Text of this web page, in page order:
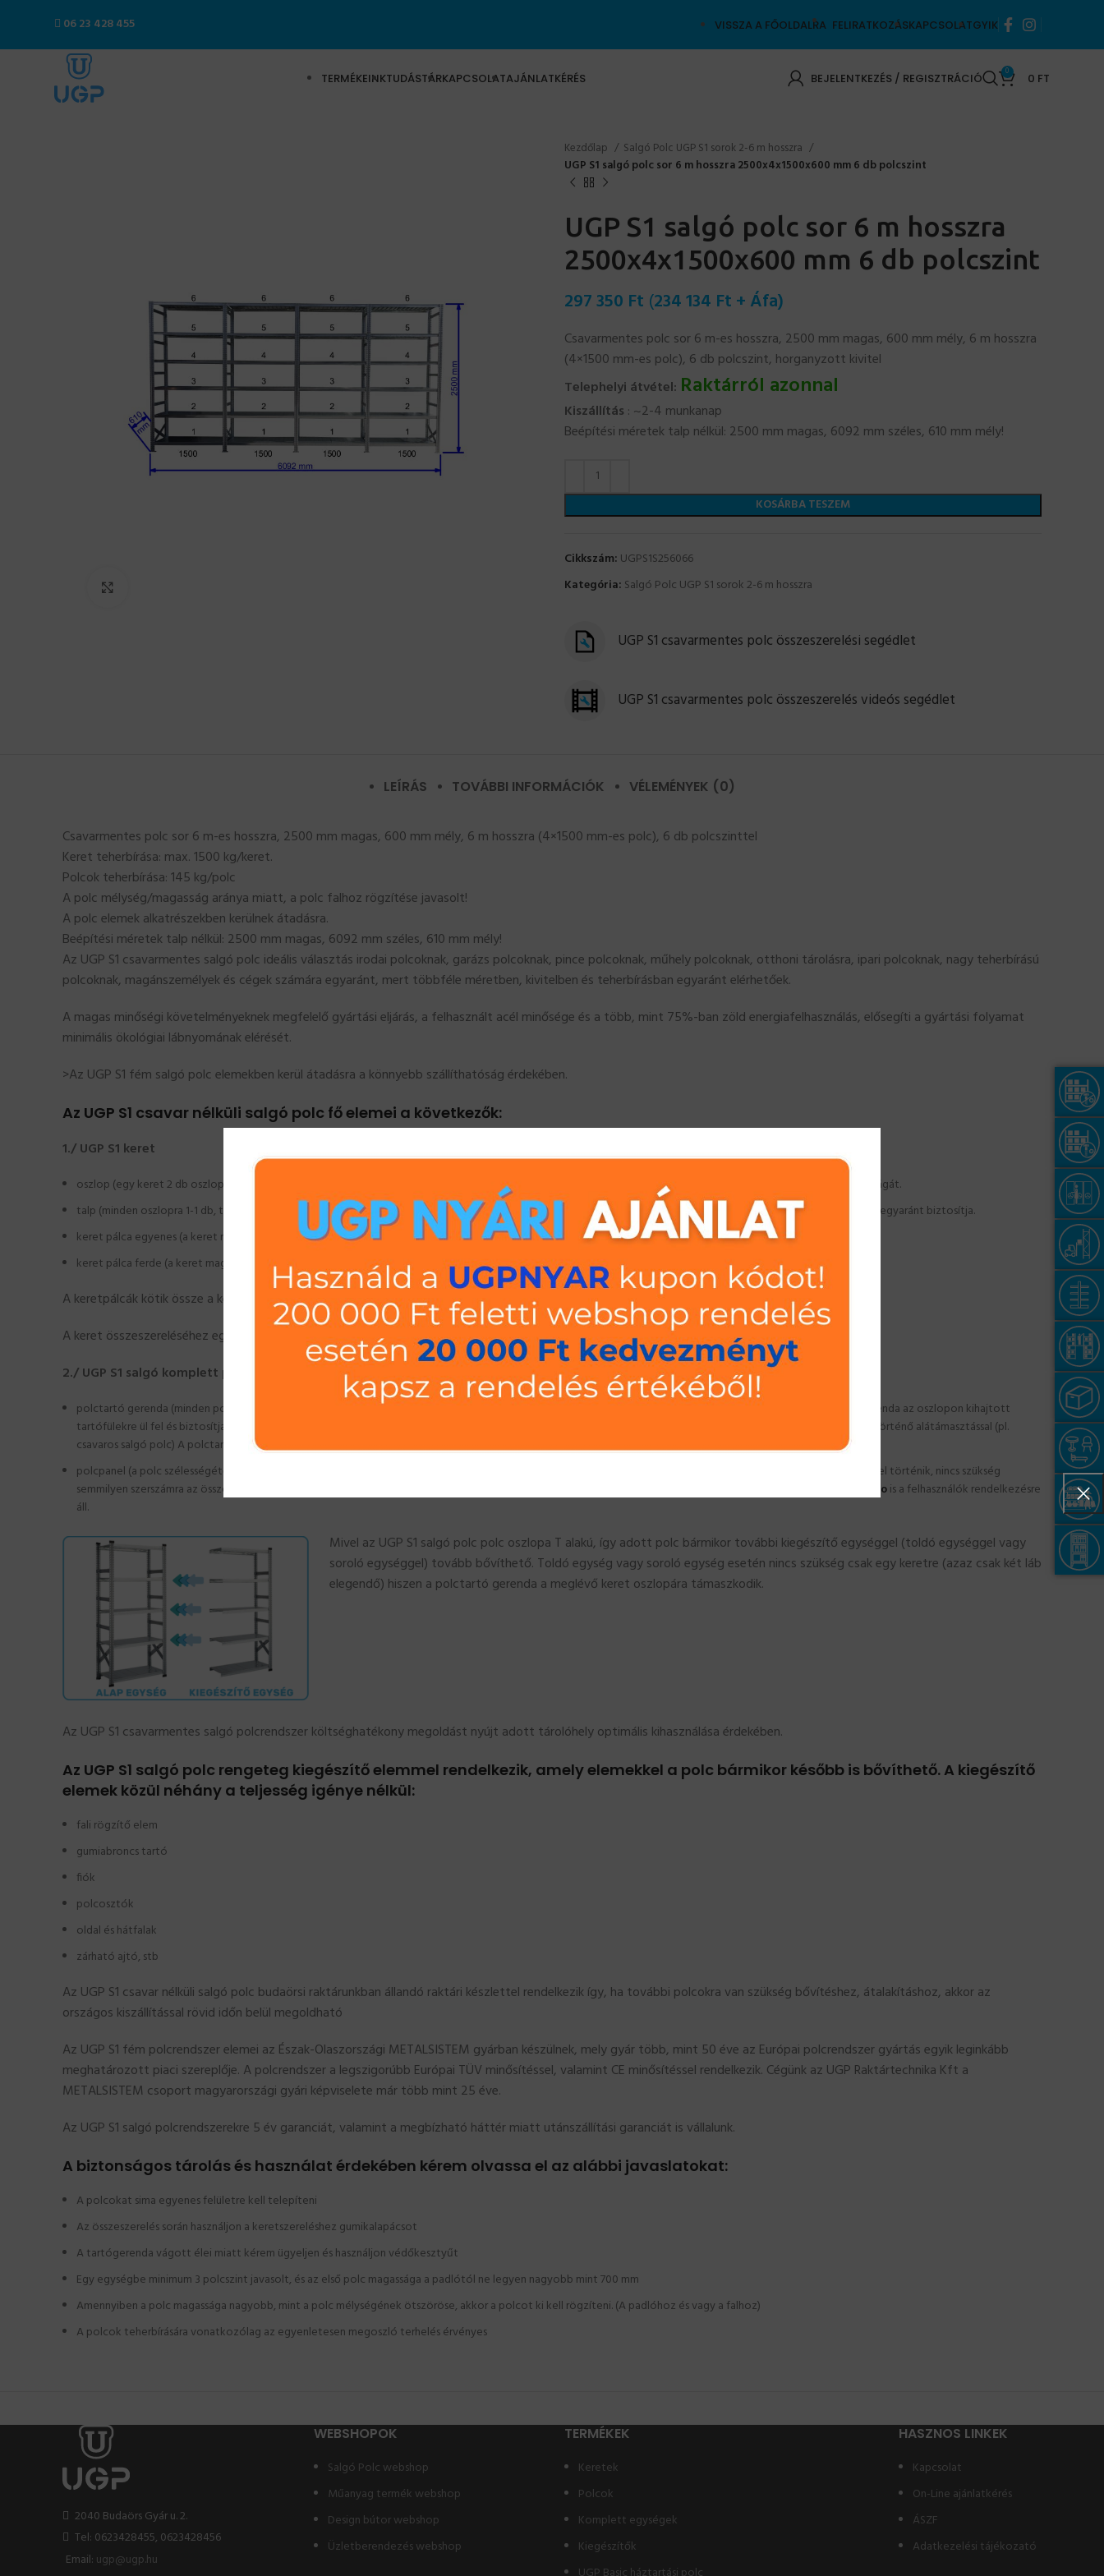
06 23 428 455 VISSZA A FŐOLDALRA FELIRATKOZÁSKAPCSOLATGYIK
TERMÉKEINKTUDÁSTÁRKAPCSOLATAJÁNLATKÉRÉS BEJELENTKEZÉS / REGISZTRÁCIÓ 0 0 FT
Kezdőlap
Salgó Polc UGP S1 sorok 2-6 m hosszra
UGP S1 salgó polc sor 6 m hosszra 2500x4x1500x600 mm 6 db polcszint
UGP S1 salgó polc sor 6 m hosszra
2500x4x1500x600 mm 6 db polcszint
297 350 Ft (234 134 Ft + Áfa)
Csavarmentes polc sor 6 m-es hosszra, 2500 mm magas, 600 mm mély, 6 m hosszra
(4×1500 mm-es polc), 6 db polcszint, horganyzott kivitel
Telephelyi átvétel: Raktárról azonnal
Kiszállítás : ~2-4 munkanap
Beépítési méretek talp nélkül: 2500 mm magas, 6092 mm széles, 610 mm mély!
KOSÁRBA TESZEM
Cikkszám: UGPS1S256066
Kategória: Salgó Polc UGP S1 sorok 2-6 m hosszra
UGP S1 csavarmentes polc összeszerelési segédlet
UGP S1 csavarmentes polc összeszerelés videós segédlet
LEÍRÁS TOVÁBBI INFORMÁCIÓK VÉLEMÉNYEK (0)
Csavarmentes polc sor 6 m-es hosszra, 2500 mm magas, 600 mm mély, 6 m hosszra (4×1500 mm-es polc), 6 db polcszinttel
Keret teherbírása: max. 1500 kg/keret.
Polcok teherbírása: 145 kg/polc
A polc mélység/magasság aránya miatt, a polc falhoz rögzítése javasolt!
A polc elemek alkatrészekben kerülnek átadásra.
Beépítési méretek talp nélkül: 2500 mm magas, 6092 mm széles, 610 mm mély!
Az UGP S1 csavarmentes salgó polc ideális választás irodai polcoknak, garázs polcoknak, pince polcoknak, műhely polcoknak, otthoni tárolásra, ipari polcoknak, nagy teherbírású
polcoknak, magánszemélyek és cégek számára egyaránt, mert többféle méretben, kivitelben és teherbírásban egyaránt elérhetőek.
A magas minőségi követelményeknek megfelelő gyártási eljárás, a felhasznált acél minősége és a több, mint 75%-ban zöld energiafelhasználás, elősegíti a gyártási folyamat
minimális ökológiai lábnyomának elérését.
>Az UGP S1 fém salgó polc elemekben kerül átadásra a könnyebb szállíthatóság érdekében.
Az UGP S1 csavar nélküli salgó polc fő elemei a következők:
1./ UGP S1 keret
oszlop (egy keret 2 db oszlopot tartalmaz) Az oszlopok többféle magassági méretben is elérhetőek, ezzel biztosítva a szükséges tárolóhely maximális kihasználtságát.
talp (minden oszlopra 1-1 db, tehát 2 db/keret) A talp az oszlop aljára kerül, ahol a polc fogadó felületen történő állékonyságát és szükség esetén a lefúrhatóságát egyaránt biztosítja.
keret pálca egyenes (a keret magasságához igazodva szükséges két oszlop közé)
keret pálca ferde (a keret magasságához igazodva szükséges két oszlop közé)
A keretpálcák kötik össze a két oszlopot a megadott magasságokban és biztosítják a keret állékonyságát és teherbírását.
A keret összeszereléséhez egy gumikalapács elegendő, aminek a segítségével a keretpálcák az oszlop megfelelő rögzítési pontjaira felüthetőek.
2./ UGP S1 salgó komplett polc
polctartó gerenda (minden polchoz 2 db szükséges, ami tartja polcpanelt) A polctartó gerenda köti össze a két keretet és tartja a polcpaneleket. A polctartó gerenda az oszlopon kihajtott
tartófülekre ül fel és biztosítja a polcpanel (ek) teljes hosszirányú alátámasztását. Ezért is lehet nagyobb teherbírást elérni az UGP S1 polcokkal, mint a polc sarkain történő alátámasztással (pl.
csavaros salgó polc) A polctartó gerenda és ezáltal a polc, az oszlopon a kihajtott tartófülek osztásával megegyezően, 33 mm-enként szabadon állítható.
polcpanel (a polc szélességétől függően egy vagy több darab) A polcpanel(ek) a polctartó gerenda felső nút-jába kerülnek behelyezésre. A polc összeállítása kézzel történik, nincs szükség
semmilyen szerszámra az összeállításhoz. Az UGP S1 tároló polc
összeszerelési videois a felhasználók rendelkezésre
áll.
Mivel az UGP S1 salgó polc polc oszlopa T alakú, így adott polc bármikor további kiegészítő egységgel (toldó egységgel vagy
soroló egységgel) tovább bővíthető. Toldó egység vagy soroló egység esetén nincs szükség csak egy keretre (azaz csak két láb
elegendő) hiszen a polctartó gerenda a meglévő keret oszlopára támaszkodik.
Az UGP S1 csavarmentes salgó polcrendszer költséghatékony megoldást nyújt adott tárolóhely optimális kihasználása érdekében.
Az UGP S1 salgó polc rengeteg kiegészítő elemmel rendelkezik, amely elemekkel a polc bármikor később is bővíthető. A kiegészítő
elemek közül néhány a teljesség igénye nélkül:
fali rögzítő elem
gumiabroncs tartó
fiók
polcosztók
oldal és hátfalak
zárható ajtó, stb
Az UGP S1 csavar nélküli salgó polc budaörsi raktárunkban állandó raktári készlettel rendelkezik így, ha további polcokra van szükség bővítéshez, átalakításhoz, akkor az
országos kiszállítással rövid időn belül megoldható
Az UGP S1 fém polcrendszer elemei az Észak-Olaszországi METALSISTEM gyárban készülnek, mely gyár több, mint 50 éve az Európai polcrendszer gyártás egyik leginkább
meghatározott piaci szereplője. A polcrendszer a legszigorúbb Európai TÜV minősítéssel, valamint CE minősítéssel rendelkezik. Cégünk az UGP Raktártechnika Kft a
METALSISTEM csoport magyarországi gyári képviselete már több mint 25 éve.
Az UGP S1 salgó polcrendszerekre 5 év garanciát, valamint a megbízható háttér miatt utánszállítási garanciát is vállalunk.
A biztonságos tárolás és használat érdekében kérem olvassa el az alábbi javaslatokat:
A polcokat sima egyenes felületre kell telepíteni
Az összeszerelés során használjon a keretszereléshez gumikalapácsot
A tartógerenda vágott élei miatt kérem ügyeljen és használjon védőkesztyűt
Egy egységbe minimum 3 polcszint javasolt, és az első polc magassága a padlótól ne legyen nagyobb mint 700 mm
Amennyiben a polc magassága nagyobb, mint a polc mélységének ötszöröse, akkor a polcot ki kell rögzíteni. (A padlóhoz és vagy a falhoz)
A polcok teherbírására vonatkozólag az egyenletesen megoszló terhelés érvényes
2040 Budaörs Gyár u. 2.
Tel: 0623428455, 0623428456
Email: ugp@ugp.hu
WEBSHOPOK
Salgó Polc webshop
Műanyag termék webshop
Design bútor webshop
Üzletberendezés webshop
TERMÉKEK
Keretek
Polcok
Komplett egységek
Kiegészítők
HASZNOS LINKEK
Kapcsolat
On-Line ajánlatkérés
ÁSZF
Adatkezelési tájékozató